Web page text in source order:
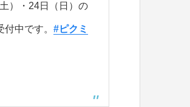
）・24日（日）の
中です。 #ピクミ